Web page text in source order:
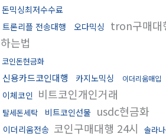
돈믹싱최저수수료
트론리플 전송대행
오다믹싱 tron구매대
하는법
코인돈현금화
신용카드코인대행 카지노믹싱 이더리움매입
이체코인 비트코인개인거래
탈세돈세탁 비트코인선물 usdc현금화
이더리움전송 코인구매대행 24시 솔라